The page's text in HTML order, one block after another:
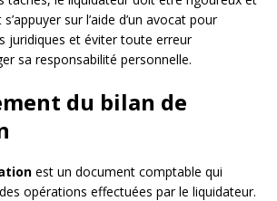
sur l’aide d’un avocat pour
juridiques et éviter toute erreur
sa responsabilité personnelle.
du bilan de
est un document comptable qui
opérations effectuées par le liquidateur.